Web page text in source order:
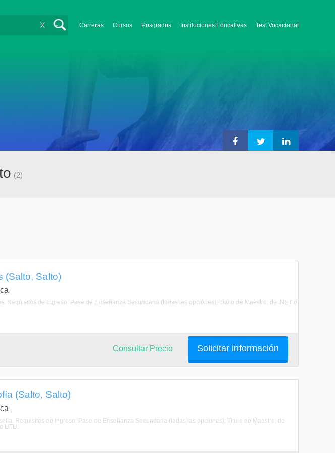
Carreras Cursos Posgrados Instituciones Educativas Test Vocacional
X
(2)
(Salto, Salto)
Requisitos de Ingreso: Pase de Enseñanza Secundaria (todas las opciones); Título de Maestro; de INET o
Solicitar información
Consultar Precio
(Salto, Salto)
Requisitos de Ingreso: Pase de Enseñanza Secundaria (todas las opciones); Título de Maestro; de
UTU.